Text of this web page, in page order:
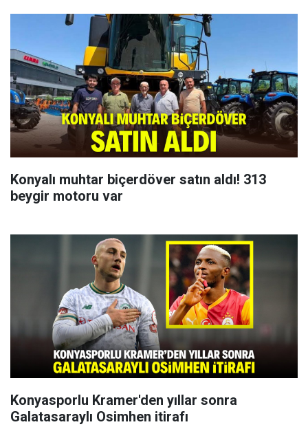
Konyalı muhtar biçerdöver satın aldı! 313
beygir motoru var
Konyasporlu Kramer'den yıllar sonra
Galatasaraylı Osimhen itirafı